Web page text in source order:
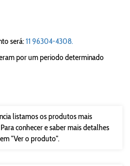
será:11 96304-4308.
por um periodo determinado
listamos os produtos mais
conhecer e saber mais detalhes
"Ver o produto".